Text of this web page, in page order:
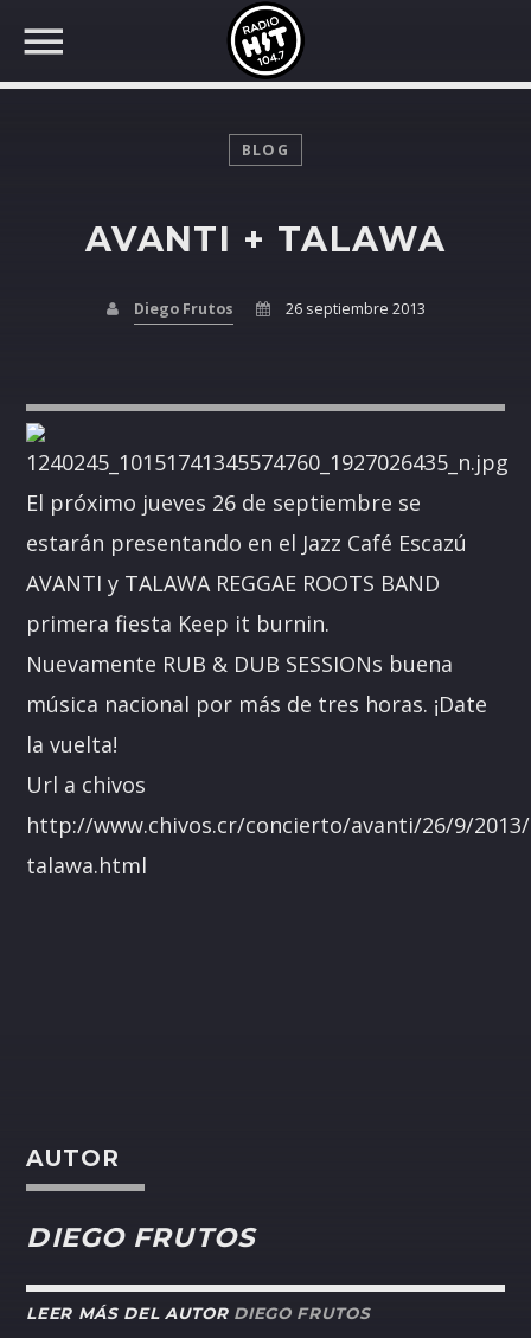
Whatsapp
BLOG
AVANTI + TALAWA
Diego Frutos 26 septiembre 2013
El próximo jueves 26 de septiembre se
estarán presentando en el Jazz Café Escazú
AVANTI y TALAWA REGGAE ROOTS BAND
primera fiesta Keep it burnin.
Nuevamente RUB & DUB SESSIONs buena
música nacional por más de tres horas. ¡Date
la vuelta!
Url a chivos
http://www.chivos.cr/concierto/avanti/26/9/
talawa.html
AUTOR
DIEGO FRUTOS
LEER MÁS DEL AUTOR DIEGO FRUTOS